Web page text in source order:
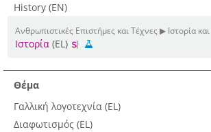
History (EN)
Ανθρωπιστικές Επιστήμες και Τέχνες ▶ Ιστορία
Ιστορία (EL)
Θέμα
Γαλλική λογοτεχνία (EL)
Διαφωτισμός (EL)